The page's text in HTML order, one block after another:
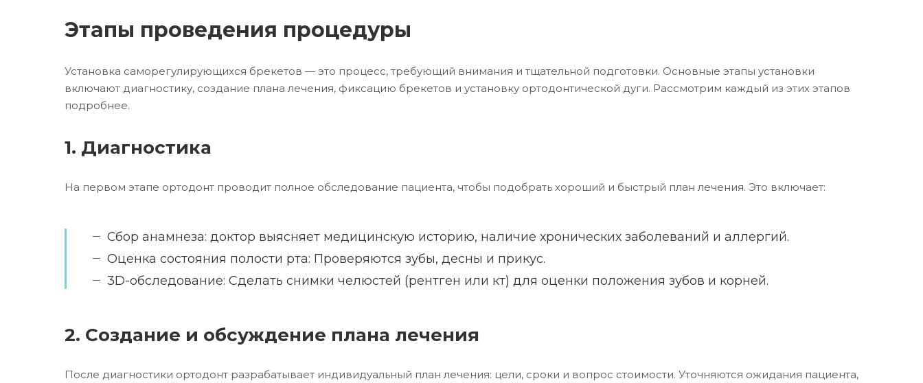
Этапы проведения процедуры
Установка саморегулирующихся брекетов — это процесс, требующий внимания и тщательной подготовки. Основные этапы установки
включают диагностику, создание плана лечения, фиксацию брекетов и установку ортодонтической дуги. Рассмотрим каждый из этих этапов
подробнее.
1. Диагностика
На первом этапе ортодонт проводит полное обследование пациента, чтобы подобрать хороший и быстрый план лечения. Это включает:
Сбор анамнеза: доктор выясняет медицинскую историю, наличие хронических заболеваний и аллергий.
Оценка состояния полости рта: Проверяются зубы, десны и прикус.
3D-обследование: Сделать снимки челюстей (рентген или кт) для оценки положения зубов и корней.
2. Создание и обсуждение плана лечения
После диагностики ортодонт разрабатывает индивидуальный план лечения: цели, сроки и вопрос стоимости. Уточняются ожидания пациента,